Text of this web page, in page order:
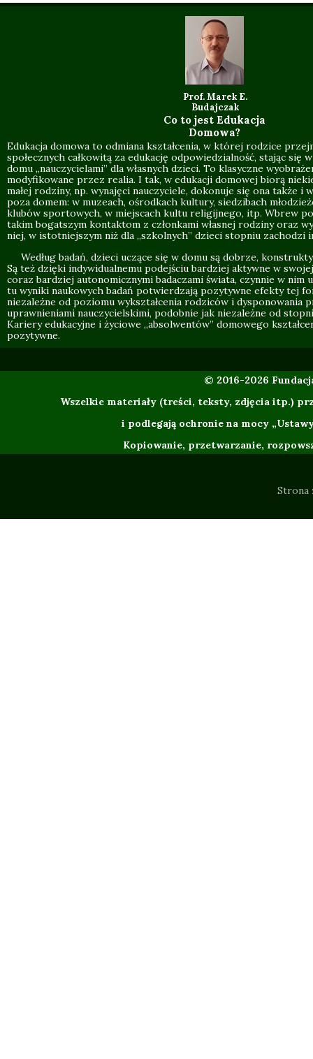
Prof. Marek E.
Budajczak
Co to jest Edukacja
Domowa?
Edukacja domowa to odmiana kształcenia, w której rodzice
społecznych całkowitą za edukację odpowiedzialność, stając się
domu „nauczycielami” dla własnych dzieci. To klasyczne
modyfikowane przez realia. I tak, w edukacji domowej biorą
małej rodziny, np. wynajęci nauczyciele, dokonuje się ona także i
poza domem: w muzeach, ośrodkach kultury, siedzibach
klubów sportowych, w miejscach kultu religijnego, itp. Wbrew
takim bogatszym kontaktom z członkami własnej rodziny oraz
niej, w istotniejszym niż dla „szkolnych” dzieci stopniu zachodzi
Według badań, dzieci uczące się w domu są dobrze,
Są też dzięki indywidualnemu podejściu bardziej aktywne w
coraz bardziej autonomicznymi badaczami świata, czynnie w nim
tu wyniki naukowych badań potwierdzają pozytywne efekty tej
niezależne od poziomu wykształcenia rodziców i dysponowania
uprawnieniami nauczycielskimi, podobnie jak niezależne od
Kariery edukacyjne i życiowe „absolwentów” domowego
pozytywne.
© 2016-2026
Wszelkie materiały (treści, teksty, zdjęcia itp.)
i podlegają ochronie na mocy
Kopiowanie, przetwarzanie,
Strona